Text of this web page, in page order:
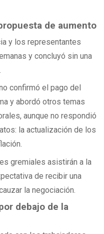
de aumento
y los representantes
y concluyó sin una
confirmó el pago del
y abordó otros temas
aunque no respondió
la actualización de los
gremiales asistirán a la
de recibir una
la negociación.
debajo de la